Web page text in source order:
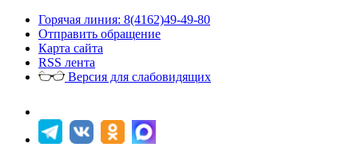
Горячая линия: 8(4162)49-49-80
Отправить обращение
Карта сайта
RSS лента
Версия для слабовидящих